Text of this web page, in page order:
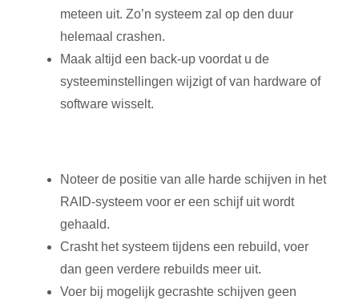
meteen uit. Zo’n systeem zal op den duur
helemaal crashen.
Maak altijd een back-up voordat u de
systeeminstellingen wijzigt of van hardware of
software wisselt.
Noteer de positie van alle harde schijven in het
RAID-systeem voor er een schijf uit wordt
gehaald.
Crasht het systeem tijdens een rebuild, voer
dan geen verdere rebuilds meer uit.
Voer bij mogelijk gecrashte schijven geen